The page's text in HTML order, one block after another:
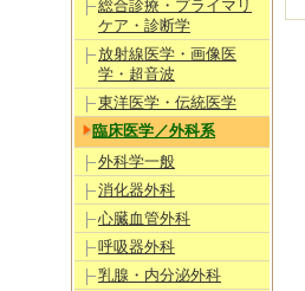
総合診療・プライマリ
ケア・診断学
放射線医学・画像医
学・超音波
東洋医学・伝統医学
臨床医学／外科系
外科学一般
消化器外科
心臓血管外科
呼吸器外科
乳腺・内分泌外科